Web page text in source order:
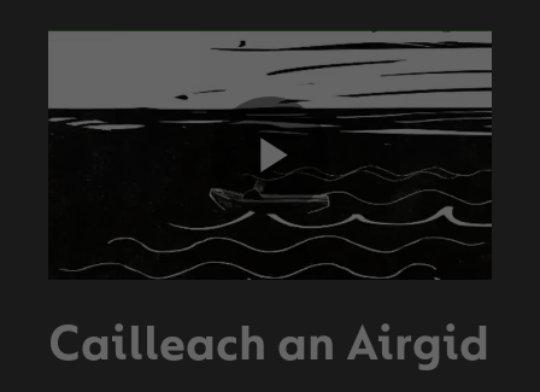
Play
Video
Cailleach an Airgid